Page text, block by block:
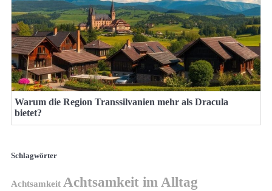
Warum die Region Transsilvanien mehr als Dracula
bietet?
Schlagwörter
Achtsamkeit Achtsamkeit im Alltag